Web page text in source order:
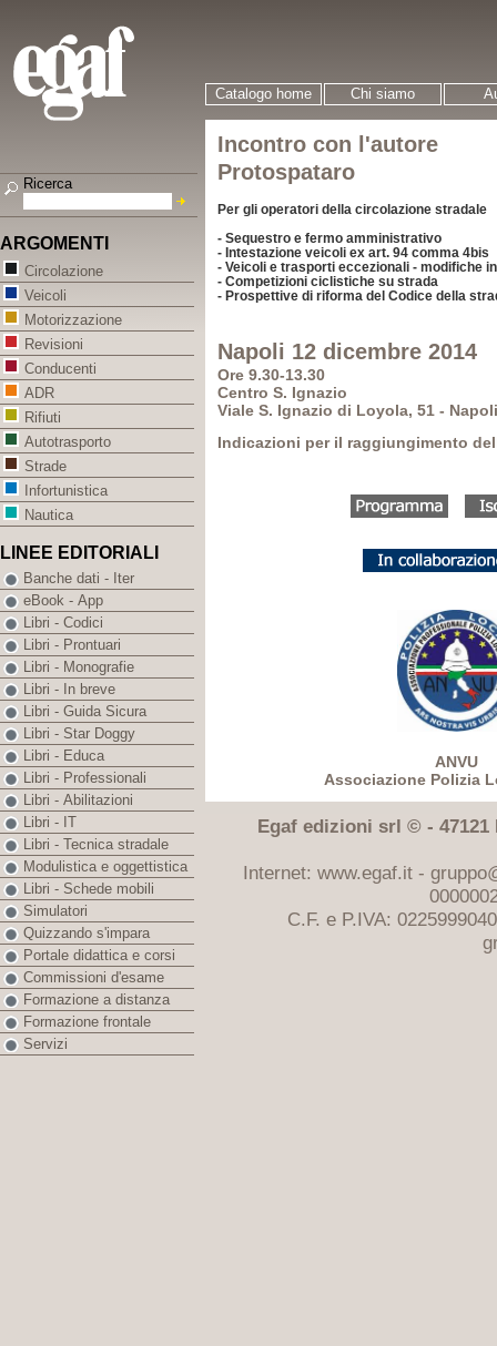
Catalogo home Chi siamo
Incontro con l'autore
Protospataro
Per gli operatori della circolazione stradale
- Sequestro e fermo amministrativo
- Intestazione veicoli ex art. 94 comma 4bis
- Veicoli e trasporti eccezionali - modifiche
- Competizioni ciclistiche su strada
- Prospettive di riforma del Codice della
Napoli 12 dicembre 2014
Ore 9.30-13.30
Centro S. Ignazio
Viale S. Ignazio di Loyola, 51 - Napoli
Indicazioni per il raggiungimento
ANVU
Associazione Polizia
Egaf edizioni srl © - 47121
Internet: www.egaf.it -
C.F. e P.IVA:
Ricerca
ARGOMENTI
Circolazione
Veicoli
Motorizzazione
Revisioni
Conducenti
ADR
Rifiuti
Autotrasporto
Strade
Infortunistica
Nautica
LINEE EDITORIALI
Banche dati - Iter
eBook - App
Libri - Codici
Libri - Prontuari
Libri - Monografie
Libri - In breve
Libri - Guida Sicura
Libri - Star Doggy
Libri - Educa
Libri - Professionali
Libri - Abilitazioni
Libri - IT
Libri - Tecnica stradale
Modulistica e oggettistica
Libri - Schede mobili
Simulatori
Quizzando s'impara
Portale didattica e corsi
Commissioni d'esame
Formazione a distanza
Formazione frontale
Servizi